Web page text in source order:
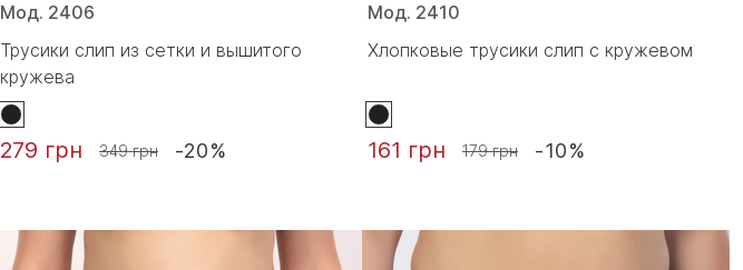
Мод. 2406
Трусики слип из сетки и вышитого
кружева
279 грн 349 грн -20%
Мод. 2410
Хлопковые трусики слип с кружевом
161 грн 179 грн -10%